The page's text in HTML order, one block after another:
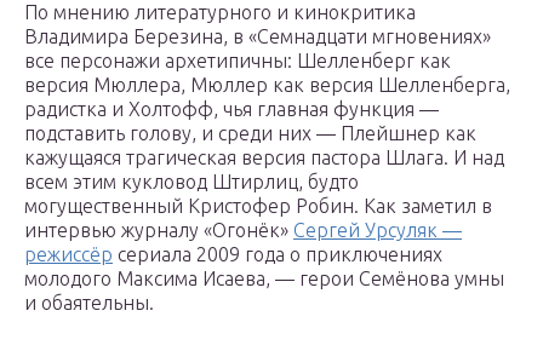
По мнению литературного и кинокритика
Владимира Березина, в «Семнадцати мгновениях»
все персонажи архетипичны: Шелленберг как
версия Мюллера, Мюллер как версия Шелленберга,
радистка и Холтофф, чья главная функция —
подставить голову, и среди них — Плейшнер как
кажущаяся трагическая версия пастора Шлага. И над
всем этим кукловод Штирлиц, будто
могущественный Кристофер Робин. Как заметил в
интервью журналу «Огонёк» Сергей Урсуляк —
режиссёр сериала 2009 года о приключениях
молодого Максима Исаева, — герои Семёнова умны
и обаятельны.